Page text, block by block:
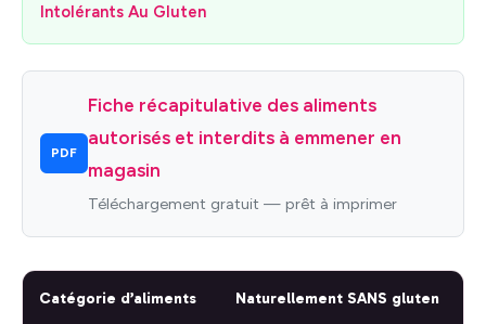
Intolérants Au Gluten
PDF
Fiche récapitulative des aliments
autorisés et interdits à emmener en
magasin
Téléchargement gratuit — prêt à imprimer
Catégorie d’aliments Naturellement SANS gluten